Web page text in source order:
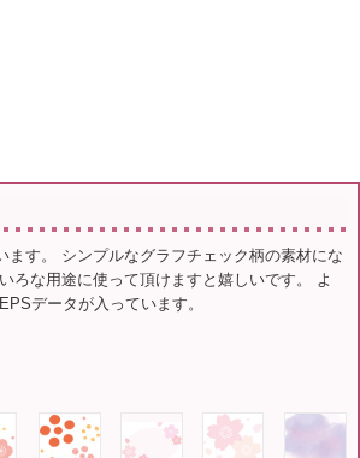
す。 シンプルなグラフチェック柄の素材にな
ろな用途に使って頂けますと嬉しいです。 よ
データが入っています。